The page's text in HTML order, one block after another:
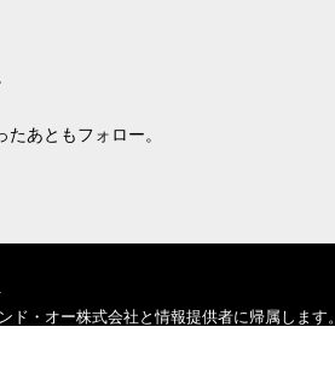
あともフォロー。
・オー株式会社と情報提供者に帰属します。